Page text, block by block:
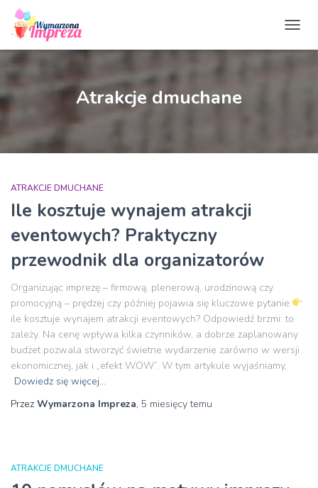
Atrakcje dmuchane
ATRAKCJE DMUCHANE
Ile kosztuje wynajem atrakcji
eventowych? Praktyczny
przewodnik dla organizatorów
Organizując imprezę – firmową, plenerową, urodzinową czy
promocyjną – prędzej czy później pojawia się kluczowe pytanie:
ile kosztuje wynajem atrakcji eventowych? Odpowiedź brzmi: to
zależy. Na cenę wpływa kilka czynników, a dobrze zaplanowany
budżet pozwala stworzyć świetne wydarzenie zarówno w wersji
ekonomicznej, jak i „efekt WOW”. W tym artykule wyjaśniamy,
Dowiedz się więcej…
Przez Wymarzona Impreza, 5 miesięcytemu
ATRAKCJE DMUCHANE